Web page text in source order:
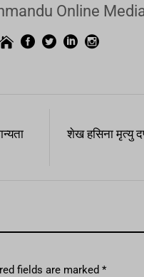
Online
शेख हसिना मृत्यु
fields are marked *